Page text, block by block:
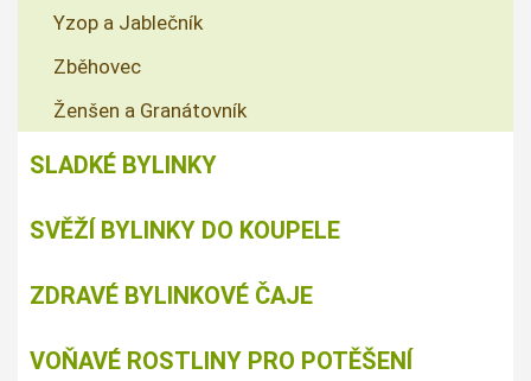
Yzop a Jablečník
Zběhovec
Ženšen a Granátovník
SLADKÉ BYLINKY
SVĚŽÍ BYLINKY DO KOUPELE
ZDRAVÉ BYLINKOVÉ ČAJE
VOŇAVÉ ROSTLINY PRO POTĚŠENÍ